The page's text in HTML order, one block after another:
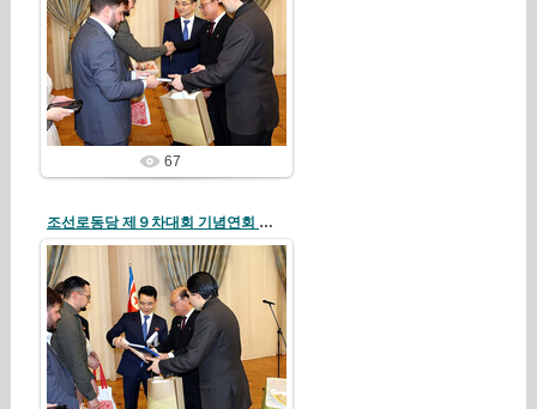
26/04/19
redstartvkp
67
조선로동당 제９차대회 기념연회 로씨야주재 우리 나라 대사관에서 진행
26/04/19
redstartvkp